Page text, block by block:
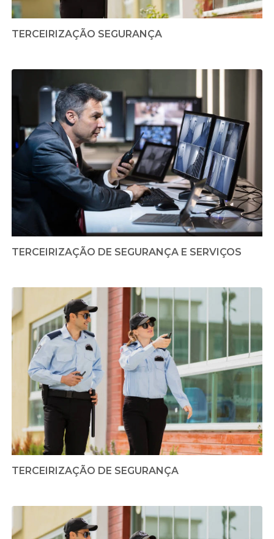
TERCEIRIZAÇÃO SEGURANÇA
TERCEIRIZAÇÃO DE SEGURANÇA E SERVIÇOS
TERCEIRIZAÇÃO DE SEGURANÇA